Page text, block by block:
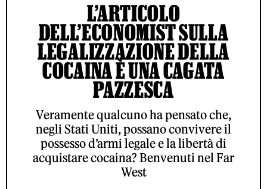
L’ARTICOLO
DELL’ECONOMIST SULLA
LEGALIZZAZIONE DELLA
COCAINA È UNA CAGATA
PAZZESCA
Veramente qualcuno ha pensato che,
negli Stati Uniti, possano convivere il
possesso d’armi legale e la libertà di
acquistare cocaina? Benvenuti nel Far
West